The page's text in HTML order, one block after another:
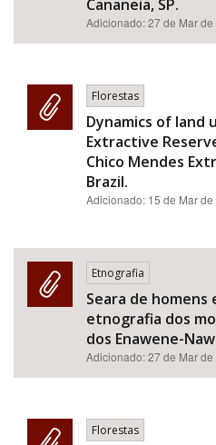
Cananeia, SP.
Adicionado:27 de Mar de
Florestas
Dynamics of land
Extractive
Chico Mendes
Brazil.
Adicionado: 15 de Mar
Etnografia
Seara de homens
etnografia dos
dos Enawene-
Adicionado:27 de Mar de
Florestas